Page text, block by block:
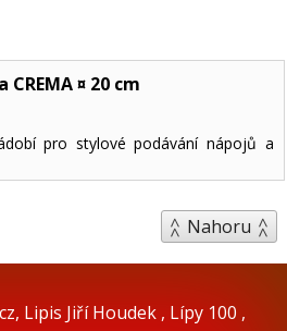
¤ 20 cm
pro stylové podávání nápojů a
Nahoru
, Lipis Jiří Houdek , Lípy 100 ,